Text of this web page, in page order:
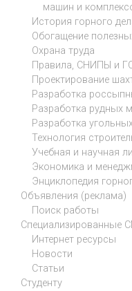
машин и
История горного
Обогащение
Охрана труда
Правила, СНИПЫ и
Проектирование
Разработка
Разработка рудных
Разработка
Технология
Учебная и научная
Экономика и
Энциклопедия
Объявления (реклама)
Поиск работы
Специализированные
Интернет ресурсы
Новости
Статьи
Студенту